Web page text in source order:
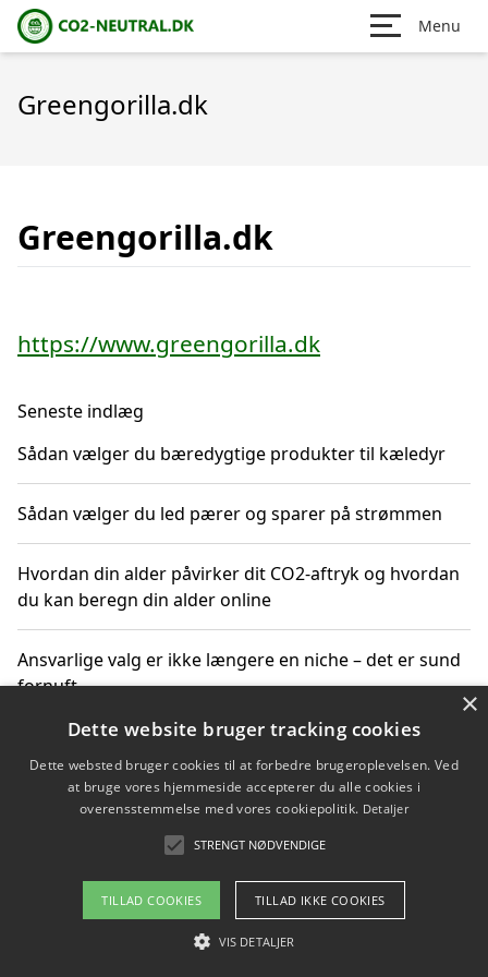
Menu
Greengorilla.dk
Greengorilla.dk
https://www.greengorilla.dk
Seneste indlæg
Sådan vælger du bæredygtige produkter til kæledyr
Sådan vælger du led pærer og sparer på strømmen
Hvordan din alder påvirker dit CO2-aftryk og hvordan
du kan beregn din alder online
Ansvarlige valg er ikke længere en niche – det er sund
fornuft
Sådan kan du handle bæredygtigt og bestil med
faktura
Om / kontakt
Blog Betingelser
×
Dette website bruger tracking cookies
Dette websted bruger cookies til at forbedre brugeroplevelsen. Ved
at bruge vores hjemmeside accepterer du alle cookies i
overensstemmelse med vores cookiepolitik. Detaljer
STRENGT NØDVENDIGE
TILLAD COOKIES TILLAD IKKE COOKIES
VIS DETALJER